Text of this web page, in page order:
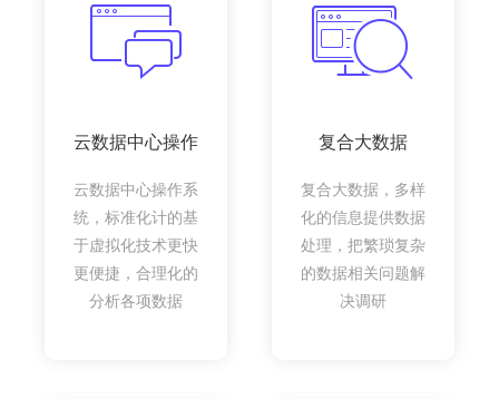
云数据中心操作
云数据中心操作系
统，标准化计的基
于虚拟化技术更快
更便捷，合理化的
分析各项数据
复合大数据
复合大数据，多样
化的信息提供数据
处理，把繁琐复杂
的数据相关问题解
决调研